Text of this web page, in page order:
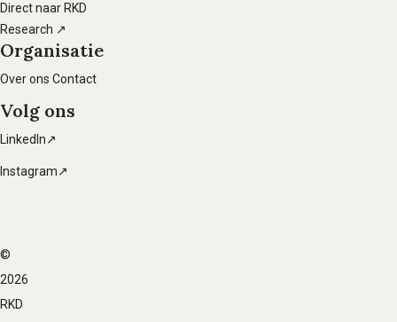
Direct naar RKD
Research ↗
Organisatie
Over ons Contact
Volg ons
LinkedIn↗
Instagram↗
Voet
navigatie
©
2026
RKD